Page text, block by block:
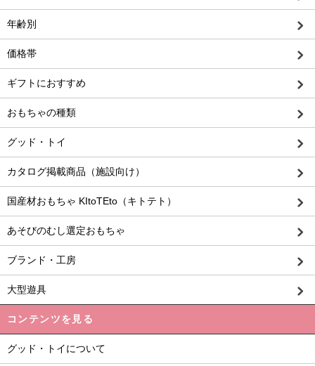
年齢別
価格帯
ギフトにおすすめ
おもちゃの種類
グッド・トイ
カタログ掲載商品（施設向け）
国産材おもちゃ KItoTEto（キトテト）
あそびのむし選定おもちゃ
ブランド・工房
大型遊具
コンテンツを見る
グッド・トイについて